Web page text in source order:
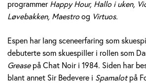
l
m
programmerHappy Hour, Hallo i uken,
Løvebakken, Maestroog Virtuos.
Espen har lang sceneerfaring som
debuterte som skuespiller i rollen som
Greasepå Chat Noir i 1984. Siden har
blant annet Sir Bedevere i Spamalotpå